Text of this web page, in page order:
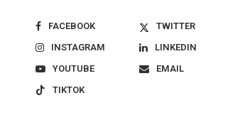
FACEBOOK
TWITTER
INSTAGRAM
LINKEDIN
YOUTUBE
EMAIL
TIKTOK